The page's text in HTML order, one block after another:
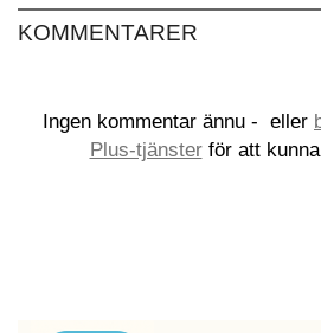
KOMMENTARER
Ingen kommentar ännu - eller
Plus-tjänsterför att